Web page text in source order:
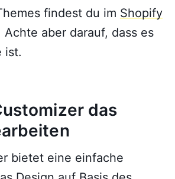
findest du im Shopify
Achte aber darauf, dass es
ist.
das
bietet eine einfache